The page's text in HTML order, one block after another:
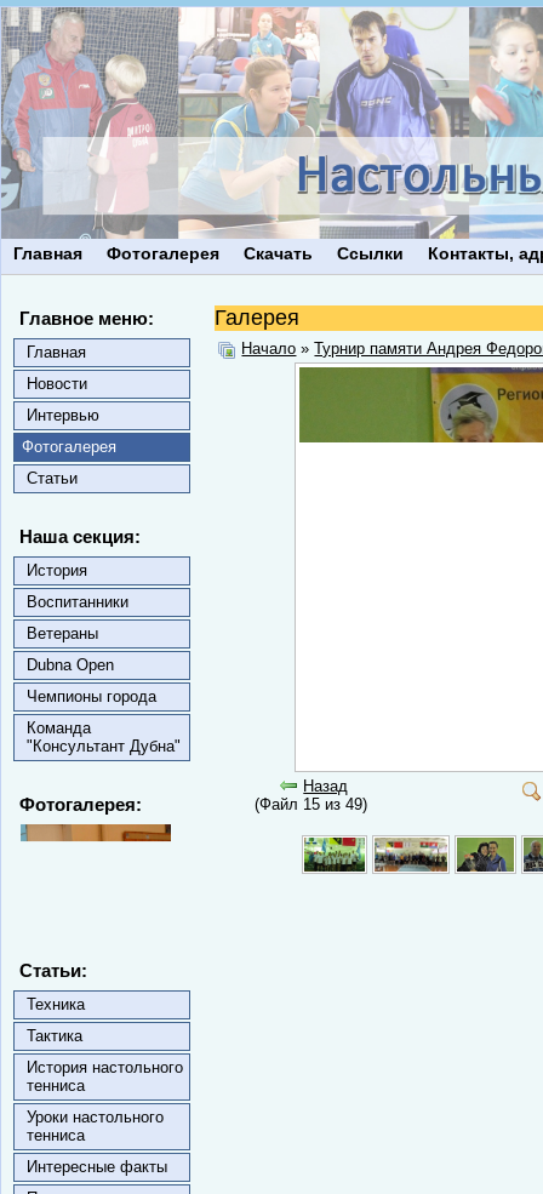
Главная Фотогалерея Скачать Ссылки Контакты,
Главное меню:
Главная
Новости
Интервью
Фотогалерея
Статьи
Наша секция:
История
Воспитанники
Ветераны
Dubna Open
Чемпионы города
Команда
"Консультант Дубна"
Фотогалерея:
Статьи:
Техника
Тактика
История настольного
тенниса
Уроки настольного
тенниса
Интересные факты
Галерея
Начало »Турнир памяти Андрея
Назад
(Файл 15 из 49)